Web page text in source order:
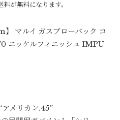
が無料になります。
】 マルイ ガスブローバック コ
ニッケルフィニッシュ IMPU
メリカン.45”